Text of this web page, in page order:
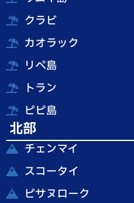
クラビ
カオラック
リペ島
トラン
ピピ島
北部
チェンマイ
スコータイ
ピサヌローク